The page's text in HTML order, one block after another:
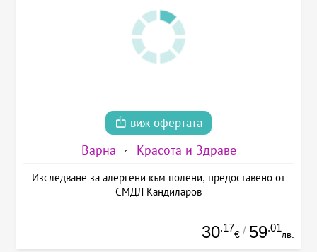
виж офертата
Варна Красота и Здраве
Изследване за алергени към полени, предоставено от
СМДЛ Кандиларов
30.17
€ / 59.01
лв.